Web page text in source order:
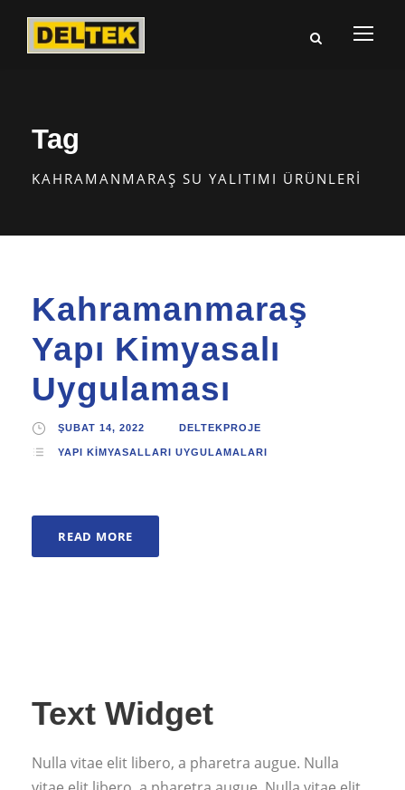
Tag
KAHRAMANMARAŞ SU YALITIMI ÜRÜNLERI
Kahramanmaraş
Yapı Kimyasalı
Uygulaması
ŞUBAT 14, 2022 DELTEKPROJE
YAPI KIMYASALLARI UYGULAMALARI
READ MORE
Text Widget
Nulla vitae elit libero, a pharetra augue. Nulla